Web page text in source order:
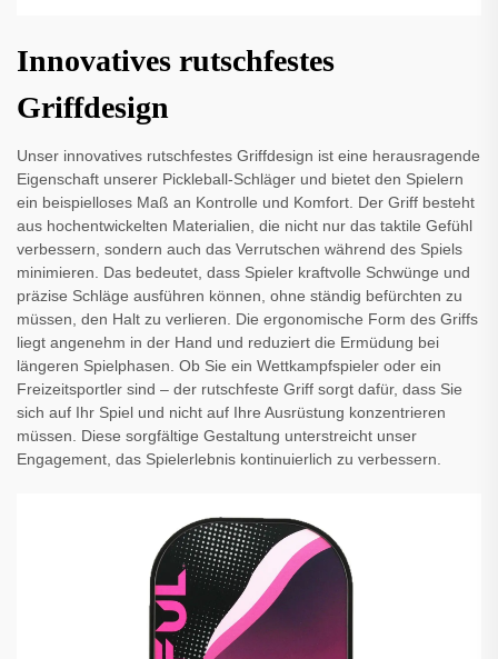
Innovatives rutschfestes
Griffdesign
Unser innovatives rutschfestes Griffdesign ist eine herausragende
Eigenschaft unserer Pickleball-Schläger und bietet den Spielern
ein beispielloses Maß an Kontrolle und Komfort. Der Griff besteht
aus hochentwickelten Materialien, die nicht nur das taktile Gefühl
verbessern, sondern auch das Verrutschen während des Spiels
minimieren. Das bedeutet, dass Spieler kraftvolle Schwünge und
präzise Schläge ausführen können, ohne ständig befürchten zu
müssen, den Halt zu verlieren. Die ergonomische Form des Griffs
liegt angenehm in der Hand und reduziert die Ermüdung bei
längeren Spielphasen. Ob Sie ein Wettkampfspieler oder ein
Freizeitsportler sind – der rutschfeste Griff sorgt dafür, dass Sie
sich auf Ihr Spiel und nicht auf Ihre Ausrüstung konzentrieren
müssen. Diese sorgfältige Gestaltung unterstreicht unser
Engagement, das Spielerlebnis kontinuierlich zu verbessern.